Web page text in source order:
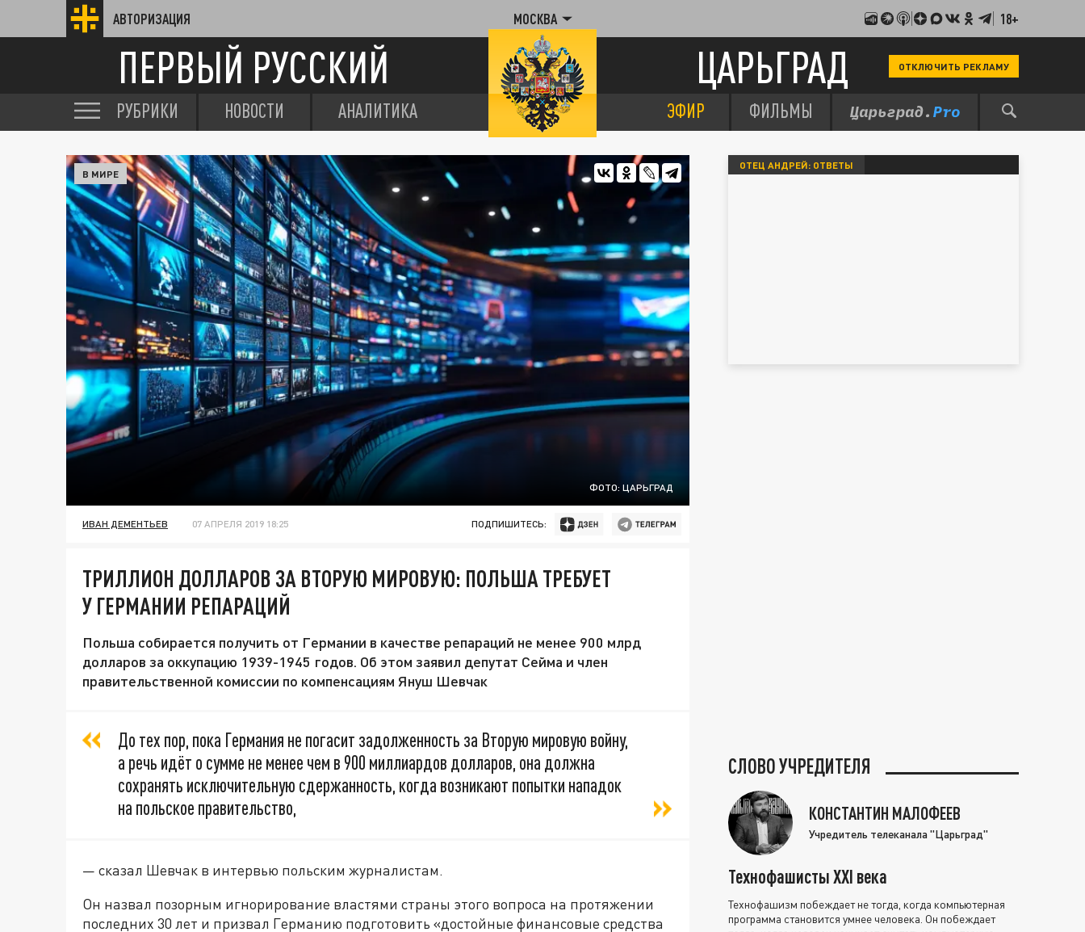
АВТОРИЗАЦИЯ МОСКВА 18+
ПЕРВЫЙ РУССКИЙ ЦАРЬГРАД ОТКЛЮЧИТЬ РЕКЛАМУ
РУБРИКИ НОВОСТИ АНАЛИТИКА ЭФИР ФИЛЬМЫ
ФОТО: ЦАРЬГРАД
В МИРЕ
ИВАН ДЕМЕНТЬЕВ 07 АПРЕЛЯ 2019 18:25 ПОДПИШИТЕСЬ:
ТРИЛЛИОН ДОЛЛАРОВ ЗА ВТОРУЮ МИРОВУЮ: ПОЛЬША ТРЕБУЕТ
У ГЕРМАНИИ РЕПАРАЦИЙ
Польша собирается получить от Германии в качестве репараций не менее 900 млрд
долларов за оккупацию 1939-1945 годов. Об этом заявил депутат Сейма и член
правительственной комиссии по компенсациям Януш Шевчак
До тех пор, пока Германия не погасит задолженность за Вторую мировую войну,
а речь идёт о сумме не менее чем в 900 миллиардов долларов, она должна
сохранять исключительную сдержанность, когда возникают попытки нападок
на польское правительство,
— сказал Шевчак в интервью польским журналистам.
Он назвал позорным игнорирование властями страны этого вопроса на протяжении
последних 30 лет и призвал Германию подготовить «достойные финансовые средства
ОТЕЦ АНДРЕЙ: ОТВЕТЫ
СЛОВО УЧРЕДИТЕЛЯ
КОНСТАНТИН МАЛОФЕЕВ
Учредитель телеканала "Царьград"
Технофашисты XXI века
Технофашизм побеждает не тогда, когда компьютерная
программа становится умнее человека. Он побеждает